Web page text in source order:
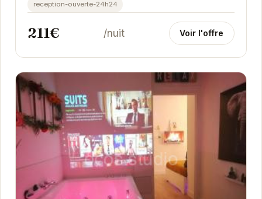
reception-ouverte-24h24
211€ /nuit Voir l'offre